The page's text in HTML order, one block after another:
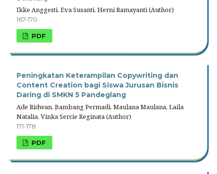
Ikke Anggesti, Eva Susanti, Herni Ramayanti (Author)
167-170
PDF
Peningkatan Keterampilan Copywriting dan
Content Creation bagi Siswa Jurusan Bisnis
Daring di SMKN 5 Pandeglang
Ade Ridwan, Bambang Permadi, Maulana Maulana, Laila
Natalia, Vinka Sercie Reginata (Author)
171-178
PDF